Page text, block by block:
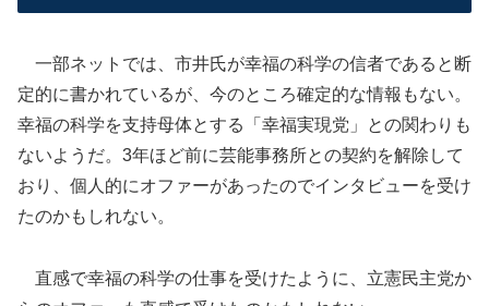
一部ネットでは、市井氏が幸福の科学の信者であると断
定的に書かれているが、今のところ確定的な情報もない。
幸福の科学を支持母体とする「幸福実現党」との関わりも
ないようだ。3年ほど前に芸能事務所との契約を解除して
おり、個人的にオファーがあったのでインタビューを受け
たのかもしれない。
直感で幸福の科学の仕事を受けたように、立憲民主党か